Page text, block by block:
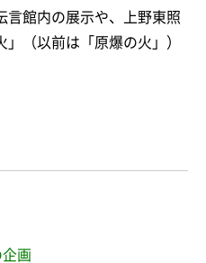
言館内の展示や、上野東照
（以前は「原爆の火」）
画